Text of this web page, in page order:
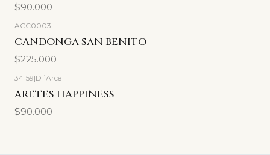
$90.000
ACC0003|
CANDONGA SAN BENITO
$225.000
34159|D´Arce
ARETES HAPPINESS
$90.000